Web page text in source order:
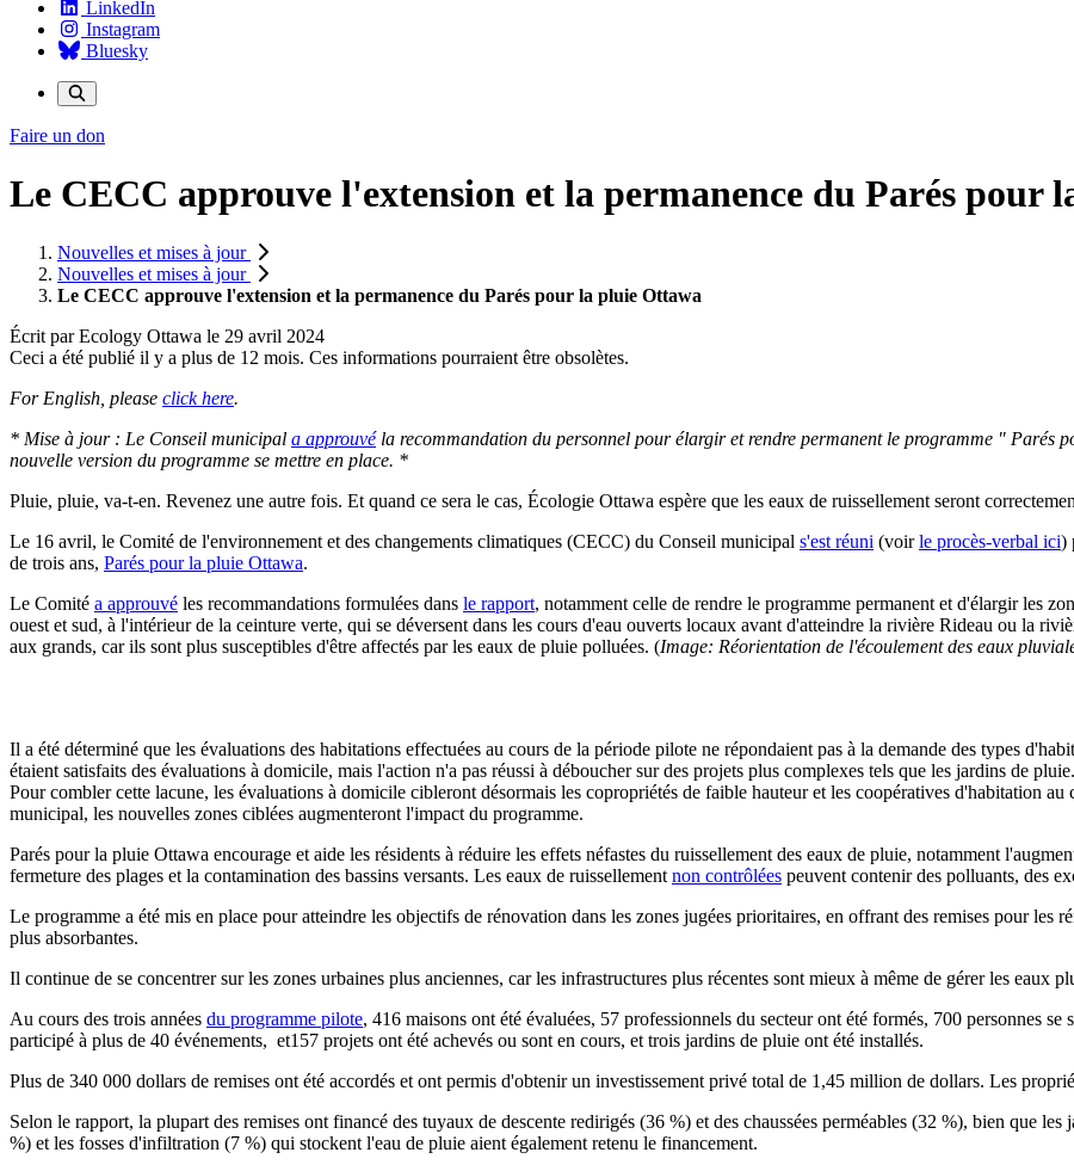
LinkedIn
Instagram
Bluesky
Faire un don
Le CECC approuve l'extension et la permanence du Parés pour
Nouvelles et mises à jour
Nouvelles et mises à jour
Le CECC approuve l'extension et la permanence du Parés pour la pluie Ottawa
Écrit parEcology Ottawa le 29 avril 2024
Ceci a été publié il y a plus de 12 mois. Ces informations pourraient être obsolètes.
For English, please click here.
* Mise à jour : Le Conseil municipal a approuvéla recommandation du personnel pour élargir et rendre permanent le programme " Parés
nouvelle version du programme se mettre en place. *
Pluie, pluie, va-t-en. Revenez une autre fois. Et quand ce sera le cas, Écologie Ottawa espère que les eaux de ruissellement seront
Le 16 avril, le Comité de l'environnement et des changements climatiques (CECC) du Conseil municipal s'est réuni (voirle procès-verbal ici)
de trois ans, Parés pour la pluie Ottawa.
Le Comité a approuvé les recommandations formulées dans le rapport, notamment celle de rendre le programme permanent et d'élargir les
ouest et sud, à l'intérieur de la ceinture verte, qui se déversent dans les cours d'eau ouverts locaux avant d'atteindre la rivière Rideau ou la
aux grands, car ils sont plus susceptibles d'être affectés par les eaux de pluie polluées. (Image: Réorientation de l'écoulement des eaux
Il a été déterminé que les évaluations des habitations effectuées au cours de la période pilote ne répondaient pas à la demande des types
étaient satisfaits des évaluations à domicile, mais l'action n'a pas réussi à déboucher sur des projets plus complexes tels que les jardins de
Pour combler cette lacune, les évaluations à domicile cibleront désormais les copropriétés de faible hauteur et les coopératives d'habitation
municipal, les nouvelles zones ciblées augmenteront l'impact du programme.
Parés pour la pluie Ottawa encourage et aide les résidents à réduire les effets néfastes du ruissellement des eaux de pluie, notamment
fermeture des plages et la contamination des bassins versants. Les eaux de ruissellement non contrôlées peuvent contenir des polluants, des
Le programme a été mis en place pour atteindre les objectifs de rénovation dans les zones jugées prioritaires, en offrant des remises pour les
plus absorbantes.
Il continue de se concentrer sur les zones urbaines plus anciennes, car les infrastructures plus récentes sont mieux à même de gérer les eaux
Au cours des trois années du programme pilote, 416 maisons ont été évaluées, 57 professionnels du secteur ont été formés, 700 personnes
participé à plus de 40 événements, et157 projets ont été achevés ou sont en cours, et trois jardins de pluie ont été installés.
Plus de 340 000 dollars de remises ont été accordés et ont permis d'obtenir un investissement privé total de 1,45 million de dollars. Les
Selon le rapport, la plupart des remises ont financé des tuyaux de descente redirigés (36 %) et des chaussées perméables (32 %), bien que
%) et les fosses d'infiltration (7 %) qui stockent l'eau de pluie aient également retenu le financement.